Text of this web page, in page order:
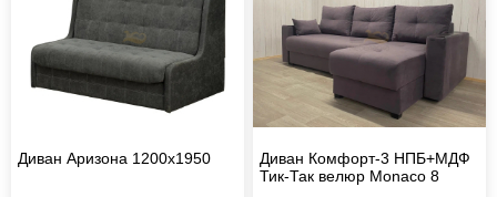
Диван Аризона 1200х1950
Диван Комфорт-3 НПБ+МДФ
Тик-Так велюр Monaco 8